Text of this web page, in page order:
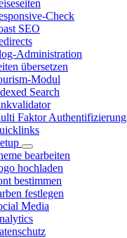
Check
SEO
Administration
übersetzen
Modul
Search
Faktor Authentifizierung
bearbeiten
hochladen
bestimmen
festlegen
Media